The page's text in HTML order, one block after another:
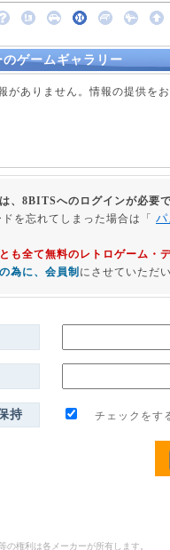
ゲームギャラリー
がありません。情報の提供をお
、8BITSへのログインが必要で
を忘れてしまった場合は「
も全て無料のレトロゲーム・
為に、会員制 にさせていただ
持 チェックをす
権利は各メーカーが所有します。